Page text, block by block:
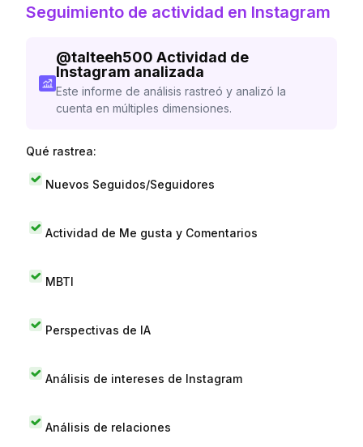
Seguimiento de actividad en Instagram
@talteeh500 Actividad de
Instagram analizada
Este informe de análisis rastreó y analizó la
cuenta en múltiples dimensiones.
Qué rastrea:
Nuevos Seguidos/Seguidores
Actividad de Me gusta y Comentarios
MBTI
Perspectivas de IA
Análisis de intereses de Instagram
Análisis de relaciones